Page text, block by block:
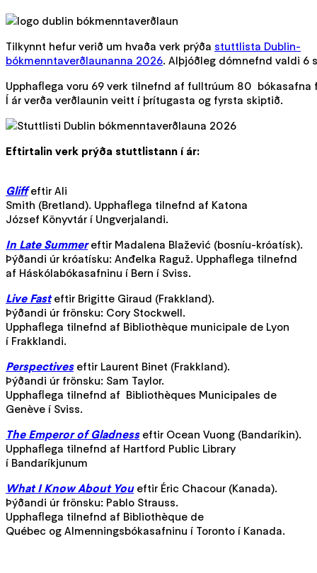
Tilkynnt hefur verið um hvaða verk prýða stuttlista Dublin-
bókmenntaverðlaunanna 2026. Alþjóðleg dómnefnd valdi 6
Upphaflega voru 69 verk tilnefnd af fulltrúum 80 bókasafna
Í ár verða verðlaunin veitt í þrítugasta og fyrsta skiptið.
Eftirtalin verk prýða stuttlistann í ár:
Gliffeftir Ali
Smith (Bretland). Upphaflega tilnefnd af Katona
József Könyvtár í Ungverjalandi.
In Late Summereftir Madalena Blažević (bosníu-króatísk).
Þýðandi úr króatísku: Anđelka Raguž. Upphaflega tilnefnd
af Háskólabókasafninu í Bern í Sviss.
Live Fasteftir Brigitte Giraud (Frakkland).
Þýðandi úr frönsku: Cory Stockwell.
Upphaflega tilnefnd af Bibliothèque municipale de Lyon
í Frakklandi.
Perspectiveseftir Laurent Binet (Frakkland).
Þýðandi úr frönsku: Sam Taylor.
Upphaflega tilnefnd af Bibliothèques Municipales de
Genève í Sviss.
The Emperor of Gladnesseftir Ocean Vuong (Bandaríkin).
Upphaflega tilnefnd af Hartford Public Library
í Bandaríkjunum
What I Know About Youeftir Éric Chacour (Kanada).
Þýðandi úr frönsku: Pablo Strauss.
Upphaflega tilnefnd af Bibliothèque de
Québec og Almenningsbókasafninu í Toronto í Kanada.